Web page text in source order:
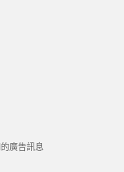
廣告訊息